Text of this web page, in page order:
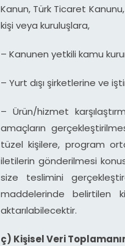
Kanun, Türk Ticaret
kişi veya kuruluşlara,
– Kanunen yetkili kamu
– Yurt dışı şirketlerine ve
– Ürün/hizmet
amaçların
tüzel kişilere, program
iletilerin gönderilmesi
size teslimini
maddelerinde belirtilen
aktarılabilecektir.
ç) Kişisel Veri